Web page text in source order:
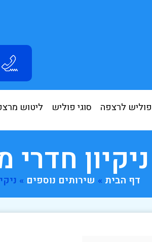
פוליש לרצפה סוגי פוליש ליטוש
ניקיון חדרי
דף הבית » שירותים נוספים »